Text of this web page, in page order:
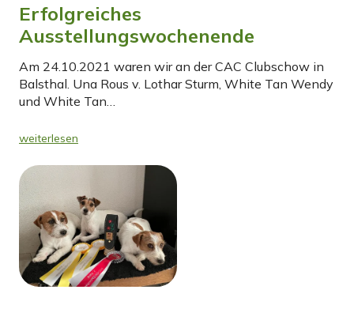
Erfolgreiches
Ausstellungswochenende
Am 24.10.2021 waren wir an der CAC Clubschow in
Balsthal. Una Rous v. Lothar Sturm, White Tan Wendy
und White Tan…
weiterlesen